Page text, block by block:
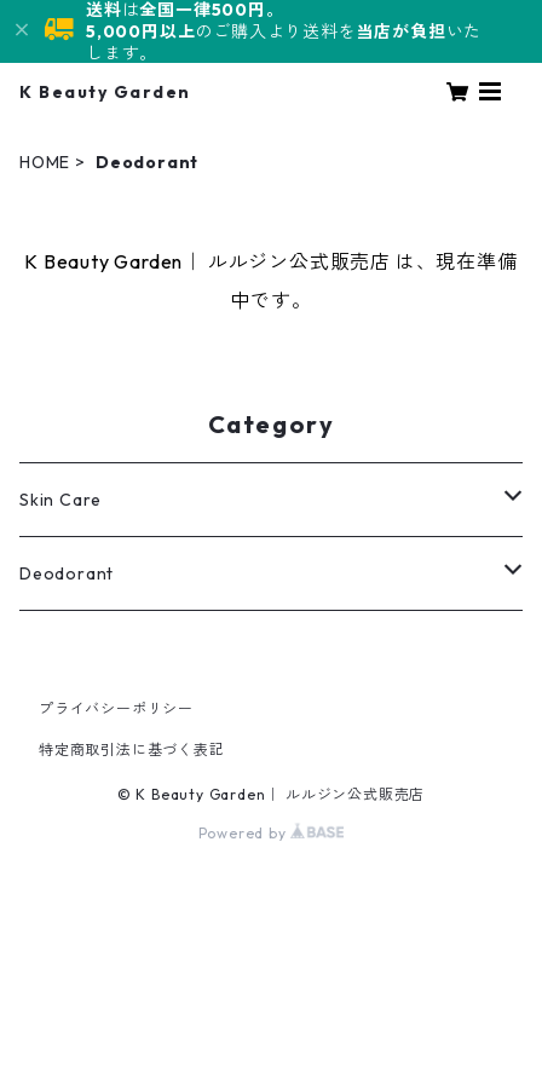
送料は全国一律500円。
5,000円以上のご購入より送料を 当店が負担いた
します。
K Beauty Garden
HOME Deodorant
K Beauty Garden｜ ルルジン公式販売店 は、現在準備
中です。
Category
Skin Care
Lulugine(ルルジン)
Deodorant
プライバシーポリシー
特定商取引法に基づく表記
© K Beauty Garden｜ ルルジン公式販売店
Powered by